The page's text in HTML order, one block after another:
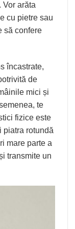
arăta
cu pietre sau
să confere
încastrate,
de
mici și
te
fizice este
piatra rotundă
mare parte a
transmite un